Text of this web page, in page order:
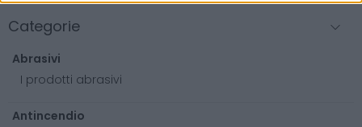
Categorie
Abrasivi
I prodotti abrasivi
Antincendio